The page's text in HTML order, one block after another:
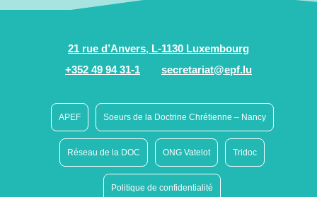
21 rue d’Anvers, L-1130 Luxembourg
+352 49 94 31-1
secretariat@epf.lu
APEF Soeurs de la Doctrine Chrétienne – Nancy
Réseau de la DOC ONG Vatelot Tridoc
Politique de confidentialité